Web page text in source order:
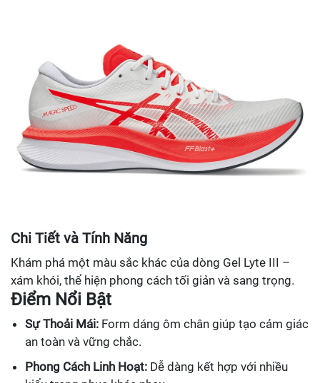
Chi Tiết và Tính Năng
Khám phá một màu sắc khác của dòng Gel Lyte III –
xám khói, thể hiện phong cách tối giản và sang trọng.
Điểm Nổi Bật
Sự Thoải Mái: Form dáng ôm chân giúp tạo cảm giác
an toàn và vững chắc.
Phong Cách Linh Hoạt: Dễ dàng kết hợp với nhiều